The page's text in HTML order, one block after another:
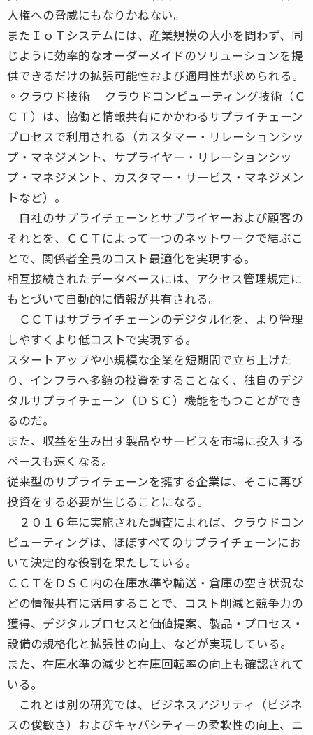
人権への脅威にもなりかねない。
またＩｏＴシステムには、産業規模の大小を問わず、同
じように効率的なオーダーメイドのソリューションを提
供できるだけの拡張可能性および適用性が求められる。
◦クラウド技術 クラウドコンピューティング技術（Ｃ
ＣＴ）は、協働と情報共有にかかわるサプライチェーン
プロセスで利用される（カスタマー・リレーションシッ
プ・マネジメント、サプライヤー・リレーションシッ
プ・マネジメント、カスタマー・サービス・マネジメン
トなど）。
自社のサプライチェーンとサプライヤーおよび顧客の
それとを、ＣＣＴによって一つのネットワークで結ぶこ
とで、関係者全員のコスト最適化を実現する。
相互接続されたデータベースには、アクセス管理規定に
もとづいて自動的に情報が共有される。
ＣＣＴはサプライチェーンのデジタル化を、より管理
しやすくより低コストで実現する。
スタートアップや小規模な企業を短期間で立ち上げた
り、インフラへ多額の投資をすることなく、独自のデジ
タルサプライチェーン（ＤＳＣ）機能をもつことができ
るのだ。
また、収益を生み出す製品やサービスを市場に投入する
ペースも速くなる。
従来型のサプライチェーンを擁する企業は、そこに再び
投資をする必要が生じることになる。
２０１６年に実施された調査によれば、クラウドコン
ピューティングは、ほぼすべてのサプライチェーンにお
いて決定的な役割を果たしている。
ＣＣＴをＤＳＣ内の在庫水準や輸送・倉庫の空き状況な
どの情報共有に活用することで、コスト削減と競争力の
獲得、デジタルプロセスと価値提案、製品・プロセス・
設備の規格化と拡張性の向上、などが実現している。
また、在庫水準の減少と在庫回転率の向上も確認されて
いる。
これとは別の研究では、ビジネスアジリティ（ビジネ
スの俊敏さ）およびキャパシティーの柔軟性の向上、ニ